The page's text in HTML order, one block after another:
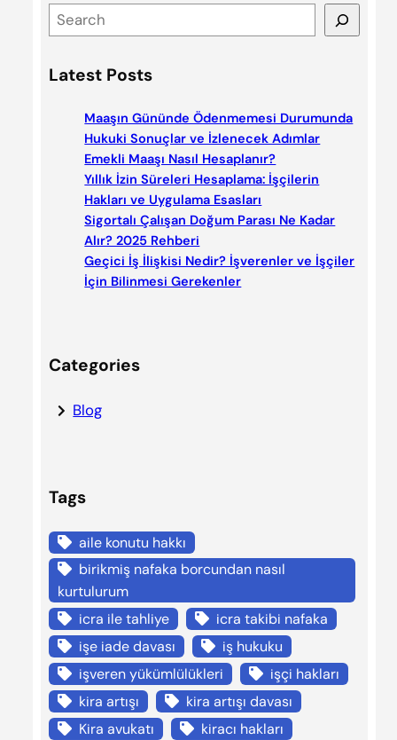
e
r
Latest Posts
Maaşın Gününde Ödenmemesi Durumunda
Hukuki Sonuçlar ve İzlenecek Adımlar
Emekli Maaşı Nasıl Hesaplanır?
Yıllık İzin Süreleri Hesaplama: İşçilerin
Hakları ve Uygulama Esasları
Sigortalı Çalışan Doğum Parası Ne Kadar
Alır? 2025 Rehberi
Geçici İş İlişkisi Nedir? İşverenler ve İşçiler
İçin Bilinmesi Gerekenler
Categories
Blog
Tags
aile konutu hakkı
birikmiş nafaka borcundan nasıl
kurtulurum
icra ile tahliye
icra takibi nafaka
işe iade davası
iş hukuku
işveren yükümlülükleri
işçi hakları
kira artışı
kira artışı davası
Kira avukatı
kiracı hakları